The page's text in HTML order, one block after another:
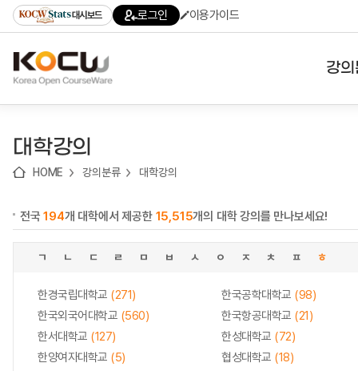
기
기
기
content)
가
대시보드 로그인 이용가이드
강
대학강의
HOME 강의분류 대학강의
전국194개 대학에서 제공한 15,515개의 대학 강의를 만나보세요!
ㄱ ㄴ ㄷ ㄹ ㅁ ㅂ ㅅ ㅇ ㅈ ㅊ ㅍ ㅎ
한경국립대학교 (271) 한국공학대학교 (98)
한국외국어대학교 (560) 한국항공대학교 (21)
한서대학교 (127) 한성대학교 (72)
한양여자대학교 (5) 협성대학교 (18)